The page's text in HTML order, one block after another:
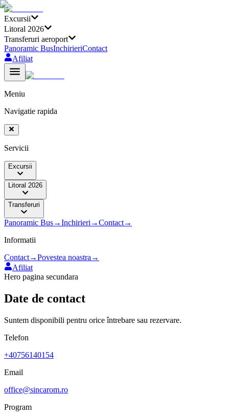
Excursii
Litoral 2026
Transferuri aeroport
Panoramic BusInchirieriContact
Afiliat
Meniu
Navigatie rapida
Servicii
Excursii
Litoral 2026
Transferuri
Panoramic Bus→Inchirieri →Contact→
Informatii
Contact→Povestea noastra →
Afiliat
Hero pagina secundara
Date de contact
Suntem disponibili pentru orice întrebare sau rezervare.
Telefon
+40756140154
Email
office@sincarom.ro
Program